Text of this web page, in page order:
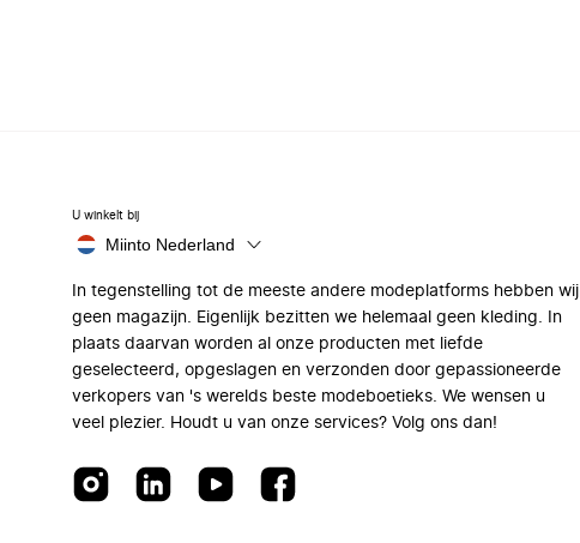
U winkelt bij
Miinto Nederland
In tegenstelling tot de meeste andere modeplatforms hebben wij
geen magazijn. Eigenlijk bezitten we helemaal geen kleding. In
plaats daarvan worden al onze producten met liefde
geselecteerd, opgeslagen en verzonden door gepassioneerde
verkopers van 's werelds beste modeboetieks. We wensen u
veel plezier. Houdt u van onze services? Volg ons dan!